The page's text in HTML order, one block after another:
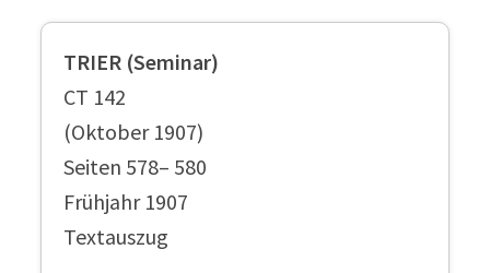
TRIER (Seminar)
CT 142
(Oktober 1907)
Seiten 578– 580
Frühjahr 1907
Textauszug